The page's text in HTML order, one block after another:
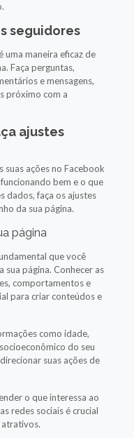
seguidores
uma maneira eficaz de
Faça perguntas,
e mensagens,
próximo com a
ajustes
ações no Facebook
bem e o que
dados, faça os ajustes
da sua página.
página
que você
página. Conhecer as
comportamentos e
para criar conteúdos e
como idade,
do seu
suas ações de
o que interessa ao
redes sociais é crucial